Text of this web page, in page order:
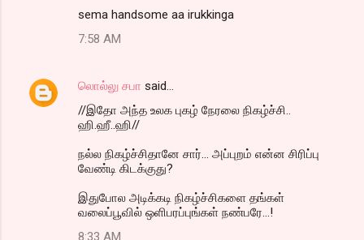
sema handsome aa irukkinga
7:58 AM
லொல்லு சபா said…
//இதோ அந்த உலக புகழ் நேரலை நிகழ்ச்சி..
ஹி.ஹீ..ஹி//
நல்ல நிகழ்ச்சிதானே சார்... அப்புறம் என்ன சிரிப்பு
வேண்டி கிடக்குது?
இதுபோல அடிக்கடி நிகழ்ச்சிகளை தங்கள்
வலைப்பூவில் ஒளிபரப்புங்கள் நண்பரே...!
8:33 AM